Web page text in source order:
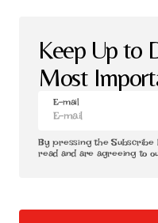
Keep Up to
Most
E-mail
By pressing the Subscribe
read and are agreeing to